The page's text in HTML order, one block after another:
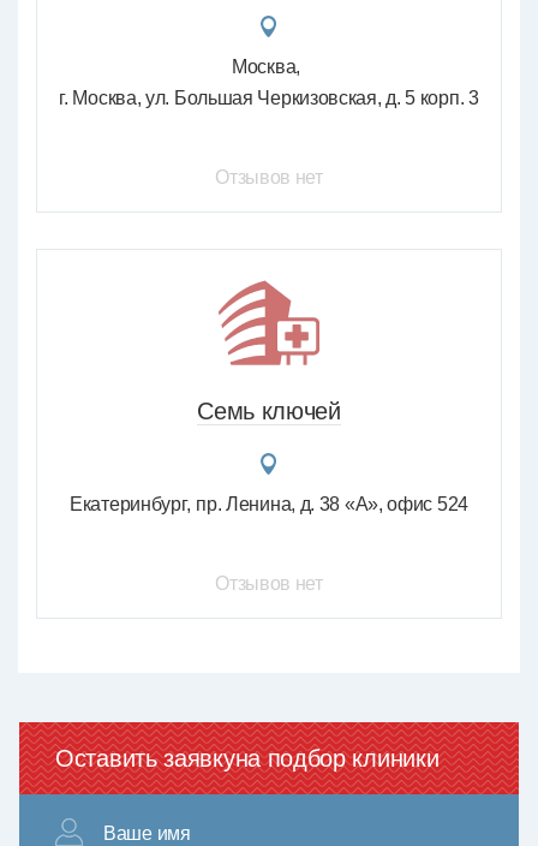
Москва
г. Москва, ул. Большая Черкизовская, д. 5 корп. 3
Отзывов нет
Семь ключей
Екатеринбург пр. Ленина, д. 38 «А», офис 524
Отзывов нет
Оставить заявкуна подбор клиники
Ваше имя